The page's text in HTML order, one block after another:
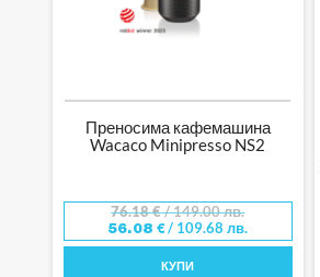
Преносима кафемашина
Wacaco Minipresso NS2
76.18€/ 149.00 лв.
56.08€/ 109.68 лв.
КУПИ